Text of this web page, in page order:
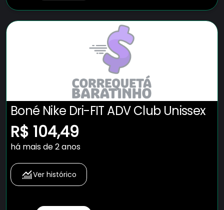
Boné Nike Dri-FIT ADV Club Unissex
R$ 104,49
há mais de 2 anos
Ver histórico